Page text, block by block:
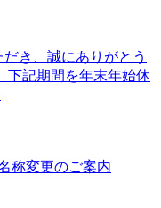
き、誠にありがとう
下記期間を年末年始休